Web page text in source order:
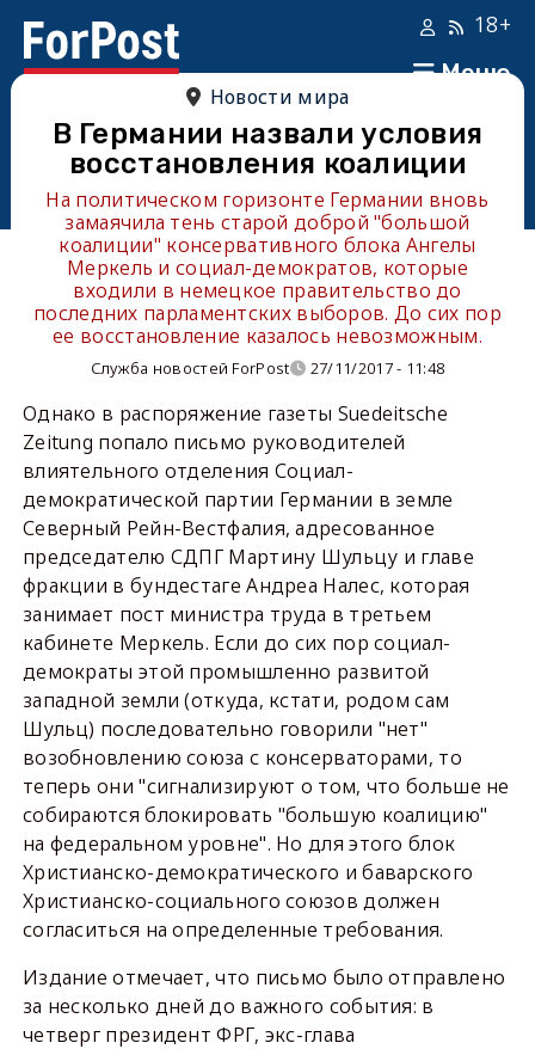
Меню
18+
Новости мира
В Германии назвали условия
восстановления коалиции
На политическом горизонте Германии вновь
замаячила тень старой доброй "большой
коалиции" консервативного блока Ангелы
Меркель и социал-демократов, которые
входили в немецкое правительство до
последних парламентских выборов. До сих пор
ее восстановление казалось невозможным.
Служба новостей ForPost 27/11/2017 - 11:48
Однако в распоряжение газеты Suedeitsche
Zeitung попало письмо руководителей
влиятельного отделения Социал-
демократической партии Германии в земле
Северный Рейн-Вестфалия, адресованное
председателю СДПГ Мартину Шульцу и главе
фракции в бундестаге Андреа Налес, которая
занимает пост министра труда в третьем
кабинете Меркель. Если до сих пор социал-
демократы этой промышленно развитой
западной земли (откуда, кстати, родом сам
Шульц) последовательно говорили "нет"
возобновлению союза с консерваторами, то
теперь они "сигнализируют о том, что больше не
собираются блокировать "большую коалицию"
на федеральном уровне". Но для этого блок
Христианско-демократического и баварского
Христианско-социального союзов должен
согласиться на определенные требования.
Издание отмечает, что письмо было отправлено
за несколько дней до важного события: в
четверг президент ФРГ, экс-глава